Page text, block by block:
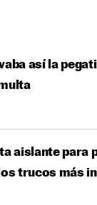
así la
aislante para
trucos más